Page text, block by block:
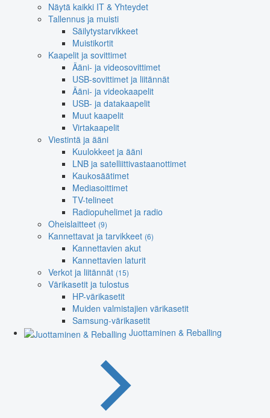
Näytä kaikki IT & Yhteydet
Tallennus ja muisti
Säilytystarvikkeet
Muistikortit
Kaapelit ja sovittimet
Ääni- ja videosovittimet
USB-sovittimet ja liitännät
Ääni- ja videokaapelit
USB- ja datakaapelit
Muut kaapelit
Virtakaapelit
Viestintä ja ääni
Kuulokkeet ja ääni
LNB ja satelliittivastaanottimet
Kaukosäätimet
Mediasoittimet
TV-telineet
Radiopuhelimet ja radio
Oheislaitteet (9)
Kannettavat ja tarvikkeet (6)
Kannettavien akut
Kannettavien laturit
Verkot ja liitännät (15)
Värikasetit ja tulostus
HP-värikasetit
Muiden valmistajien värikasetit
Samsung-värikasetit
Juottaminen & Reballing